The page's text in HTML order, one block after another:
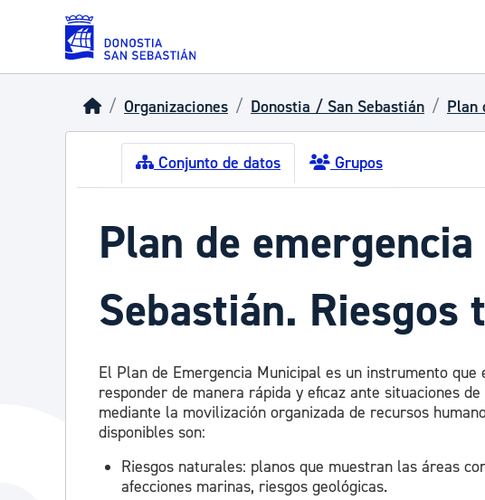
Skip to main content
Organizaciones Donostia / San Sebastián Plan
Conjunto de datos Grupos
Plan de
Sebastián. Riesgos
El Plan de Emergencia Municipal es un instrumento
responder de manera rápida y eficaz ante situaciones
mediante la movilización organizada de recursos
disponibles son:
Riesgos naturales: planos que muestran las áreas
afecciones marinas, riesgos geológicas.